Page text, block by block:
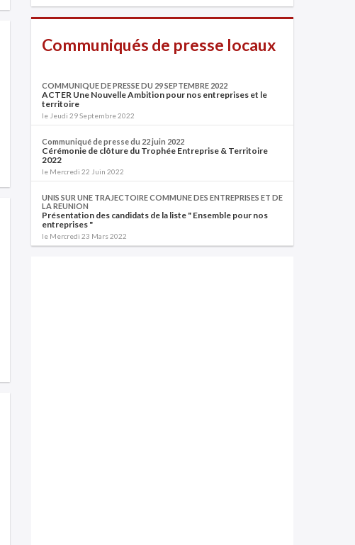
Communiqués de presse locaux
COMMUNIQUE DE PRESSE DU 29 SEPTEMBRE 2022
ACTER Une Nouvelle Ambition pour nos entreprises et le
territoire
le Jeudi 29 Septembre 2022
Communiqué de presse du 22 juin 2022
Cérémonie de clôture du Trophée Entreprise & Territoire
2022
le Mercredi 22 Juin 2022
UNIS SUR UNE TRAJECTOIRE COMMUNE DES ENTREPRISES ET DE
LA REUNION
Présentation des candidats de la liste " Ensemble pour nos
entreprises "
le Mercredi 23 Mars 2022